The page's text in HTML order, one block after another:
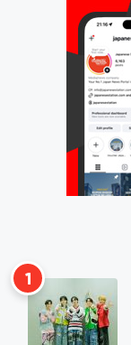
1